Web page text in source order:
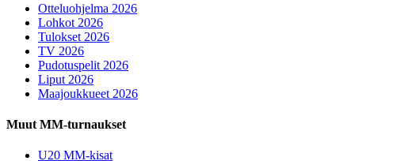
Otteluohjelma 2026
Lohkot 2026
Tulokset 2026
TV 2026
Pudotuspelit 2026
Liput 2026
Maajoukkueet 2026
Muut MM-turnaukset
U20 MM-kisat